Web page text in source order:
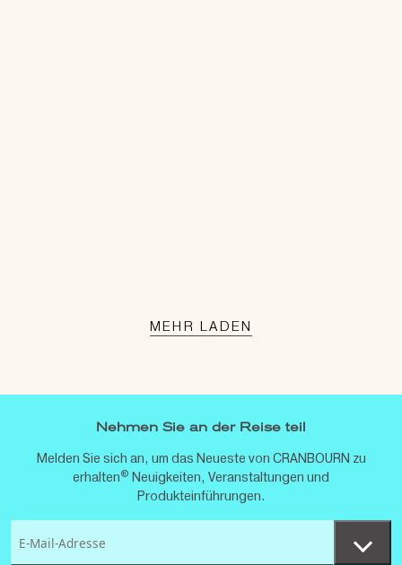
MEHR LADEN
Nehmen Sie an der Reise teil
Melden Sie sich an, um das Neueste von CRANBOURN zu
erhalten® Neuigkeiten, Veranstaltungen und
Produkteinführungen.